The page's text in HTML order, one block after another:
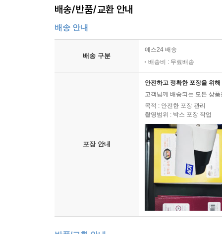
배송/반품/교환 안내
배송 안내
배송 구분
예스24 배송
배송비 : 무료배송
포장 안내
안전하고 정확한 포장을 위
고객님께 배송되는 모든 상
목적 : 안전한 포장 관리
촬영범위 : 박스 포장 작업